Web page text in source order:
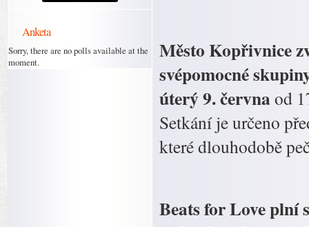
Anketa
Sorry, there are no polls available at the
moment.
Město Kopřivnice
svépomocné
úterý 9. červnaod
Setkání je určeno
které dlouhodobě
Beats for Love plní